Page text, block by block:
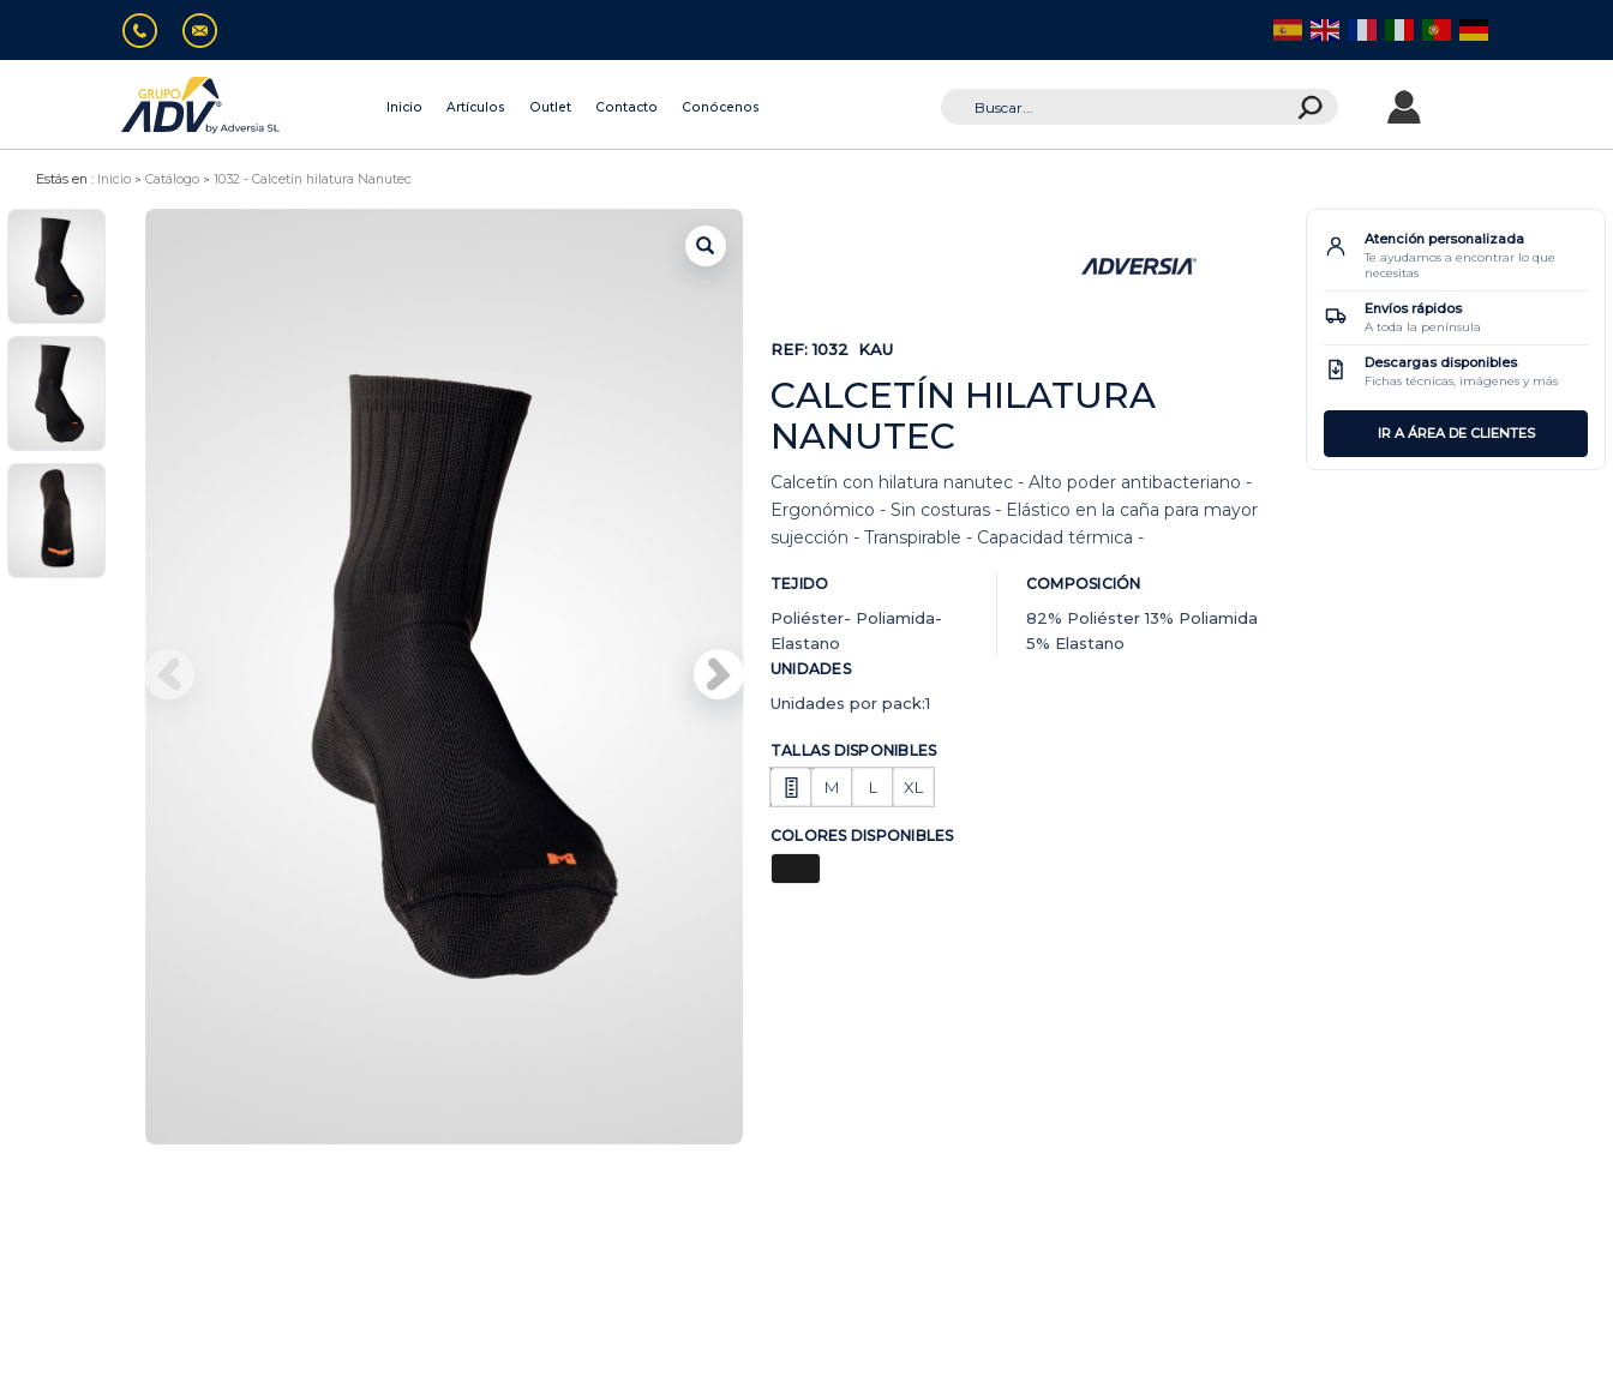
Inicio Artículos Outlet Contacto Conócenos
Estás en : Inicio Catálogo 1032 - Calcetín hilatura Nanutec
REF:1032 KAU
CALCETÍN HILATURA
NANUTEC
Calcetín con hilatura nanutec - Alto poder antibacteriano -
Ergonómico - Sin costuras - Elástico en la caña para mayor
sujección - Transpirable - Capacidad térmica -
TEJIDO
Poliéster- Poliamida-
Elastano
COMPOSICIÓN
82% Poliéster 13% Poliamida
5% Elastano
UNIDADES
Unidades por pack:1
TALLAS DISPONIBLES
M L XL
COLORES DISPONIBLES
Atención personalizada
Te ayudamos a encontrar lo que
necesitas
Envíos rápidos
A toda la península
Descargas disponibles
Fichas técnicas, imágenes y más
IR A ÁREA DE CLIENTES